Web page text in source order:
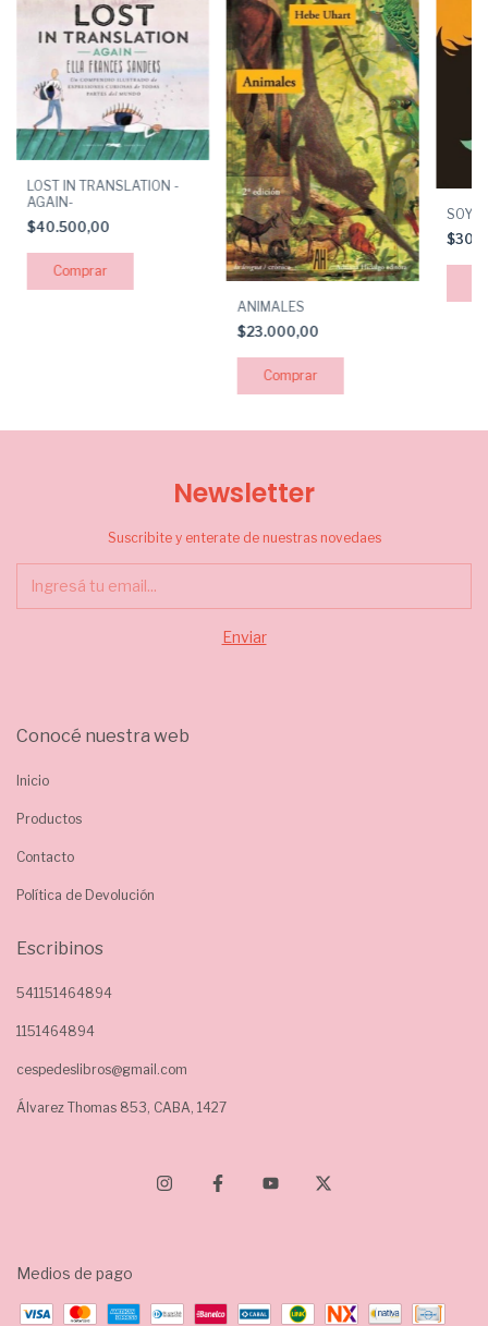
LOST IN TRANSLATION -
AGAIN-
$40.500,00
ANIMALES
$23.000,00
SOY
Newsletter
Suscribite y enterate de nuestras novedaes
Conocé nuestra web
Inicio
Productos
Contacto
Política de Devolución
Escribinos
541151464894
1151464894
cespedeslibros@gmail.com
Álvarez Thomas 853, CABA, 1427
Medios de pago